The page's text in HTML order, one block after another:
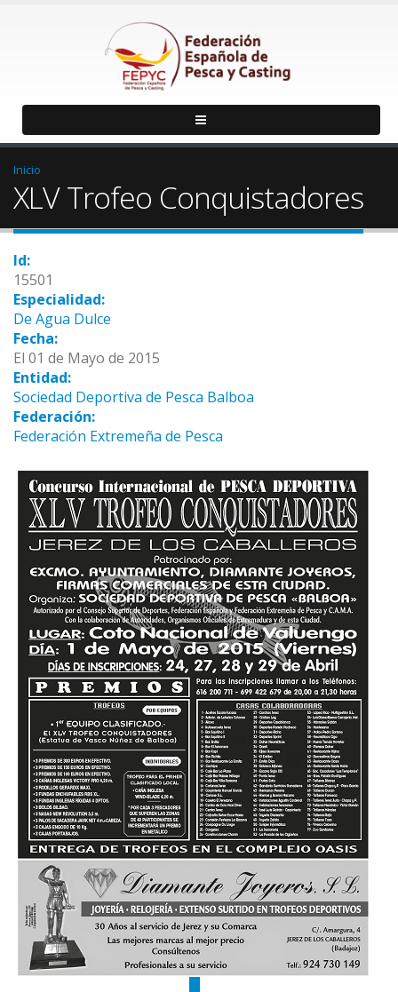
Inicio
XLV Trofeo Conquistadores
Id:
15501
Especialidad:
De Agua Dulce
Fecha:
El 01 de Mayo de 2015
Entidad:
Sociedad Deportiva de Pesca Balboa
Federación:
Federación Extremeña de Pesca